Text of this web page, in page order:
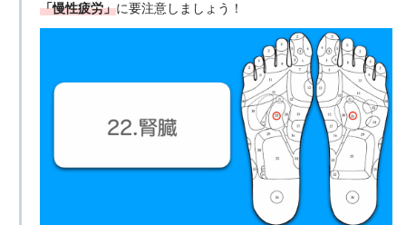
「慢性疲労」に要注意しましょう！